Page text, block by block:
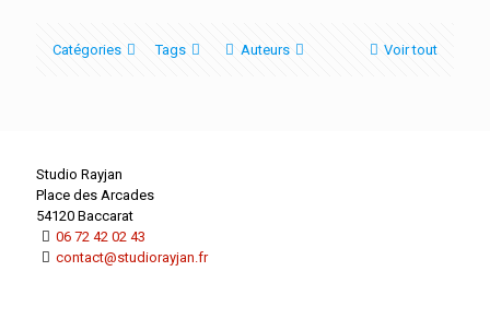
Catégories Tags Auteurs Voir tout
Studio Rayjan
Place des Arcades
54120 Baccarat
06 72 42 02 43
contact@studiorayjan.fr